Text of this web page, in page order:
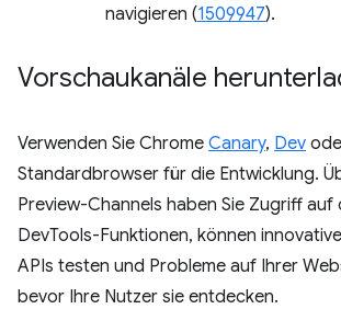
navigieren (1509947).
Vorschaukanäle
Verwenden Sie Chrome Canary, Dev
Standardbrowser für die Entwicklung.
Preview-Channels haben Sie Zugriff auf
DevTools-Funktionen, können
APIs testen und Probleme auf Ihrer
bevor Ihre Nutzer sie entdecken.